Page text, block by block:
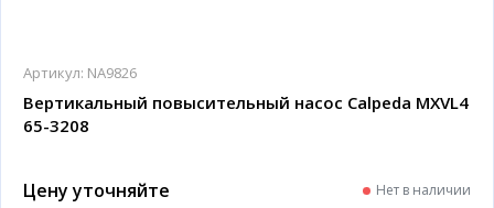
Артикул: NA9826
Вертикальный повысительный насос Calpeda MXVL4
65-3208
Цену уточняйте Нет в наличии